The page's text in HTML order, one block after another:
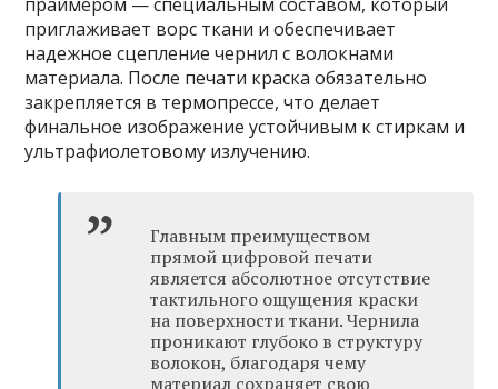
приглаживает ворс ткани и обеспечивает
надежное сцепление чернил с волокнами
материала. После печати краска обязательно
закрепляется в термопрессе, что делает
финальное изображение устойчивым к стиркам и
ультрафиолетовому излучению.
Главным преимуществом
прямой цифровой печати
является абсолютное отсутствие
тактильного ощущения краски
на поверхности ткани. Чернила
проникают глубоко в структуру
волокон, благодаря чему
материал сохраняет свою